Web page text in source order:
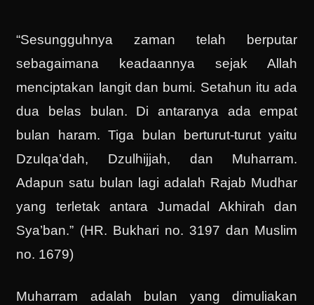
“Sesungguhnya zaman telah berputar
sebagaimana keadaannya sejak Allah
menciptakan langit dan bumi. Setahun itu ada
dua belas bulan. Di antaranya ada empat
bulan haram. Tiga bulan berturut-turut yaitu
Dzulqa’dah, Dzulhijjah, dan Muharram.
Adapun satu bulan lagi adalah Rajab Mudhar
yang terletak antara Jumadal Akhirah dan
Sya’ban.” (HR. Bukhari no. 3197 dan Muslim
no. 1679)
Muharram adalah bulan yang dimuliakan